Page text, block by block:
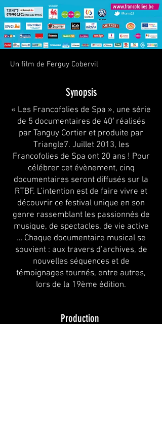
Un film de Ferguy Cobervil
Synopsis
« Les Francofolies de Spa », une série
de 5 documentaires de 40′ réalisés
par Tanguy Cortier et produite par
Triangle7. Juillet 2013, les
Francofolies de Spa ont 20 ans ! Pour
célébrer cet évènement, cinq
documentaires seront diffusés sur la
RTBF. L’intention est de faire vivre et
découvrir ce festival unique en son
genre rassemblant les passionnés de
musique, de spectacles, de vie active
… Chaque documentaire musical se
souvient : aux travers d’archives, de
nouvelles séquences et de
témoignages tournés, entre autres,
lors de la 19ème édition.
Production